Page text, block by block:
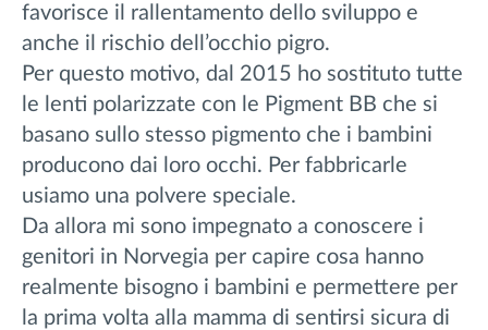
favorisce il rallentamento dello sviluppo e
anche il rischio dell’occhio pigro.
Per questo motivo, dal 2015 ho sostituto tutte
le lenti polarizzate con le Pigment BB che si
basano sullo stesso pigmento che i bambini
producono dai loro occhi. Per fabbricarle
usiamo una polvere speciale.
Da allora mi sono impegnato a conoscere i
genitori in Norvegia per capire cosa hanno
realmente bisogno i bambini e permettere per
la prima volta alla mamma di sentirsi sicura di